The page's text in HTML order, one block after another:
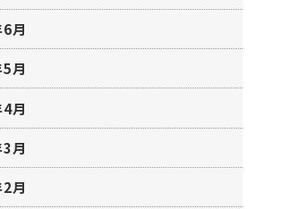
月
月
月
月
月